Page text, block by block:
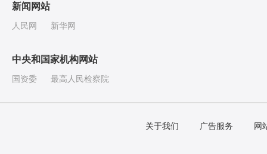
新闻网站
人民网 新华网
中央和国家机构网站
国资委 最高人民检察院
关于我们 广告服务 网